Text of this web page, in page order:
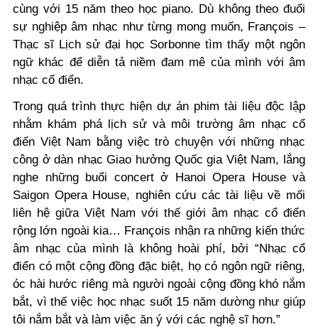
cùng với 15 năm theo học piano. Dù không theo đuổi
sự nghiệp âm nhạc như từng mong muốn, François –
Thạc sĩ Lịch sử đại học Sorbonne tìm thấy một ngôn
ngữ khác để diễn tả niềm đam mê của mình với âm
nhạc cổ điển.
Trong quá trình thực hiện dự án phim tài liệu độc lập
nhằm khám phá lịch sử và môi trường âm nhạc cổ
điển Việt Nam bằng việc trò chuyện với những nhạc
công ở dàn nhạc Giao hưởng Quốc gia Việt Nam, lắng
nghe những buổi concert ở Hanoi Opera House và
Saigon Opera House, nghiên cứu các tài liệu về mối
liên hệ giữa Việt Nam với thế giới âm nhạc cổ điển
rộng lớn ngoài kia… François nhận ra những kiến thức
âm nhạc của mình là không hoài phí, bởi “Nhạc cổ
điển có một cộng đồng đặc biệt, họ có ngôn ngữ riêng,
óc hài hước riêng mà người ngoài cộng đồng khó nắm
bắt, vì thế việc học nhạc suốt 15 năm dường như giúp
tôi nắm bắt và làm việc ăn ý với các nghệ sĩ hơn.”